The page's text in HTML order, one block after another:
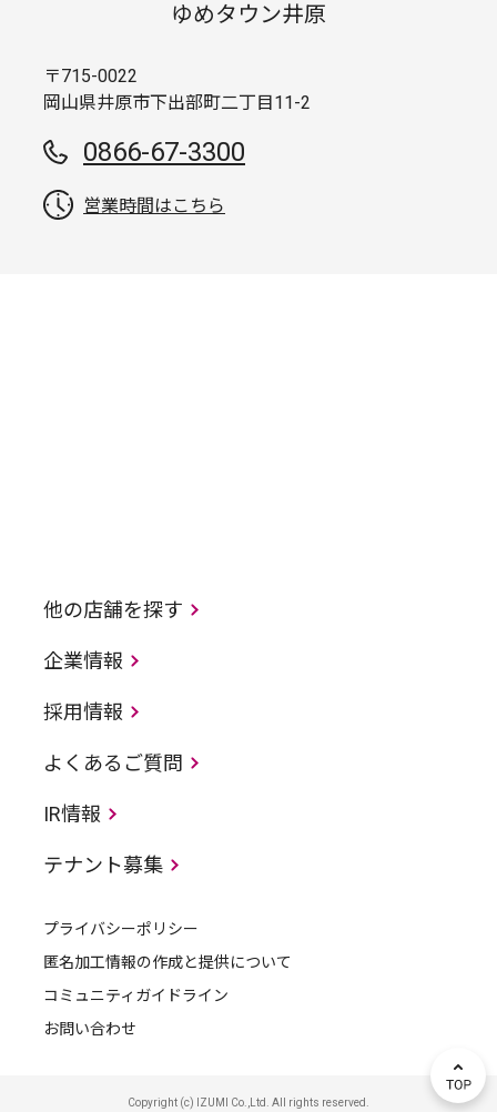
ゆめタウン井原
〒715-0022
岡山県井原市下出部町二丁目11-2
0866-67-3300
営業時間はこちら
他の店舗を探す
企業情報
採用情報
よくあるご質問
IR情報
テナント募集
プライバシーポリシー
匿名加工情報の作成と提供について
コミュニティガイドライン
お問い合わせ
Copyright (c) IZUMI Co.,Ltd. All rights reserved.